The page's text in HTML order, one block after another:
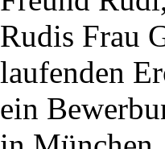
Rudis Frau
laufenden
ein